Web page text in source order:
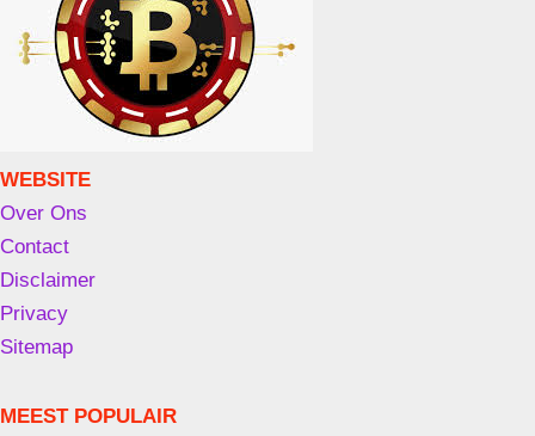
WEBSITE
Over Ons
Contact
Disclaimer
Privacy
Sitemap
MEEST POPULAIR